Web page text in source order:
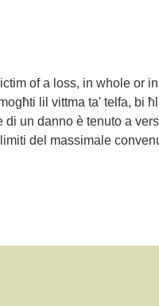
of a loss, in whole or
lil vittma ta' telfa, bi
di un danno è tenuto a
del massimale